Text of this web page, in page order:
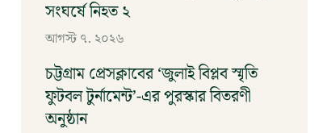
সংঘর্ষে নিহত ২
আগস্ট ৭, ২০২৬
চট্টগ্রাম প্রেসক্লাবের ‘জুলাই বিপ্লব স্মৃতি
ফুটবল টুর্নামেন্ট’-এর পুরস্কার বিতরণী
অনুষ্ঠান